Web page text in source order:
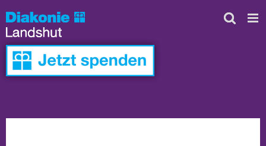
to
content